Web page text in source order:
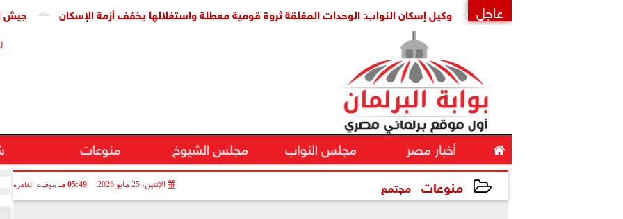
عاجل جيش الاحتلال: مقتل وكيل إسكان النواب: الوحدات المغلقة ثروة قومية معطلة واستغلالها يخفف أزمة الإسكان
 أخبار مصر مجلس النواب مجلس الشيوخ منوعات
منوعات مجتمع الإثنين، 25 مايو 2026 05:49 مـ بتوقيت القاهرة